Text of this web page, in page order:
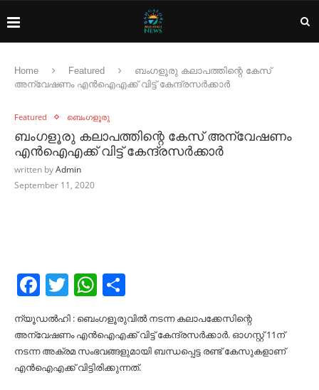
Home Featured
ബംഗളൂരു കലാപത്തിന്റെ കേസ്
അന്വേഷണം എന്‍ഐഎക്ക് വിട്ട് കേന്ദ്രസര്‍ക്കാര്‍
Featured ബെംഗളൂരു
ബംഗളൂരു കലാപത്തിന്റെ കേസ് അന്വേഷണം
എന്‍ഐഎക്ക് വിട്ട് കേന്ദ്രസര്‍ക്കാര്‍
written byAdmin
September 11, 2020
Facebook
TwitterWhatsApp
ന്യൂഡല്‍ഹി : ബെംഗളൂരുവില്‍ നടന്ന കലാപക്കേസിന്റെ
അന്വേഷണം എന്‍ഐഎക്ക് വിട്ട് കേന്ദ്രസര്‍ക്കാര്‍. ഓഗസ്റ്റ് 11ന്
നടന്ന അക്രമ സംഭവങ്ങളുമായി ബന്ധപ്പെട്ട രണ്ട് കേസുകളാണ്
എന്‍ഐഎക്ക് വിട്ടിരിക്കുന്നത്.